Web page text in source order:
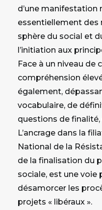
d’une manifestation
essentiellement des
sphère du social et
l’initiation aux
Face à un niveau de
compréhension
également,
vocabulaire, de
questions de
L’ancrage dans la
National de la
de la finalisation du
sociale, est une voie
désamorcer les
projets « libéraux ».